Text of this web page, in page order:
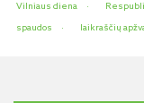
Vilniaus diena
spaudos
laikraščių